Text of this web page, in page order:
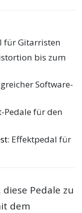
für Gitarristen
bis zum
Software-
Pedale für den
: Effektpedal für
Pedale zu
dem